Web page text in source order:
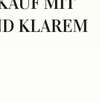
KLAREM